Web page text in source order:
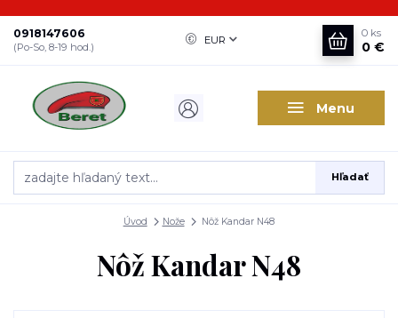
Menu
EUR
Hľadať
0918147606
(Po-So, 8-19 hod.)
0 ks
0 €
Úvod Nože Nôž Kandar N48
Nôž Kandar N48